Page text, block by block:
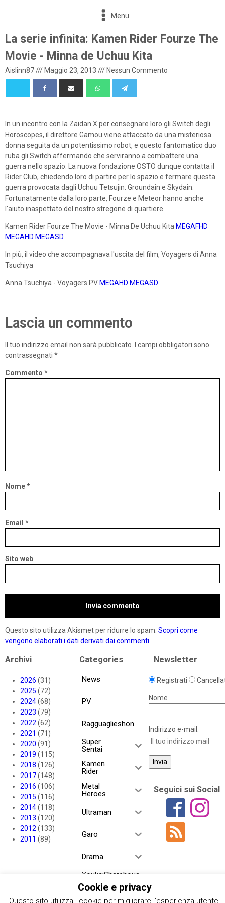
Menu
La serie infinita: Kamen Rider Fourze The
Movie - Minna de Uchuu Kita
Aislinn87/// Maggio 23, 2013 /// Nessun Commento
In un incontro con la Zaidan X per consegnare loro gli Switch degli
Horoscopes, il direttore Gamou viene attaccato da una misteriosa
donna seguita da un potentissimo robot, e questo fantomatico duo
ruba gli Switch affermando che serviranno a combattere una
guerra nello spazio. La nuova fondazione OSTO dunque contatta il
Rider Club, chiedendo loro di partire per lo spazio e fermare questa
guerra provocata dagli Uchuu Tetsujin: Groundain e Skydain.
Fortunatamente dalla loro parte, Fourze e Meteor hanno anche
l'aiuto inaspettato del nostro stregone di quartiere.
Kamen Rider Fourze The Movie - Minna De Uchuu Kita MEGAFHD
MEGAHD MEGASD
In più, il video che accompagnava l'uscita del film, Voyagers di Anna
Tsuchiya
Anna Tsuchiya - Voyagers PV MEGAHD MEGASD
Lascia un commento
Il tuo indirizzo email non sarà pubblicato.
I campi obbligatori sono
contrassegnati *
Commento *
Nome*
Email *
Sito web
Questo sito utilizza Akismet per ridurre lo spam. Scopri come
vengono elaborati i dati derivati dai commenti.
Archivi
2026 (31)
2025 (72)
2024(68)
2023 (79)
2022(62)
2021 (71)
2020 (91)
2019 (115)
2018 (126)
2017(148)
2016 (106)
2015 (116)
2014(118)
2013 (120)
2012(133)
2011 (89)
Categories
News
PV
Ragguaglieshon
Super
Sentai
Kamen
Rider
Metal
Heroes
Ultraman
Garo
Drama
YoukaiSharehous
e
Project RED
Newsletter
Registrati
Nome
Indirizzo e-mail:
Seguici sui Social
Cookie e privacy
Questo sito utilizza i cookie per migliorare l'esperienza utente.